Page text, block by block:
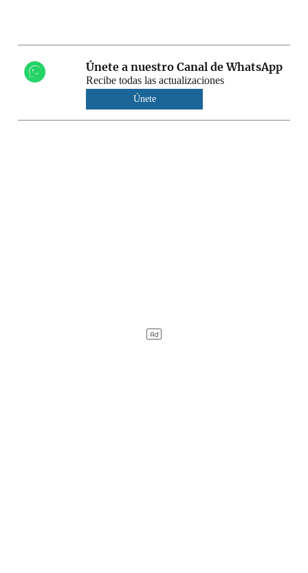
Únete a nuestro Canal de WhatsApp
Recibe todas las actualizaciones
Únete